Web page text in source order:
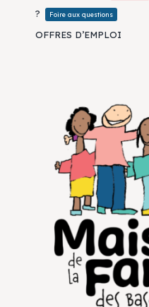
? Foire aux questions
OFFRES D’EMPLOI